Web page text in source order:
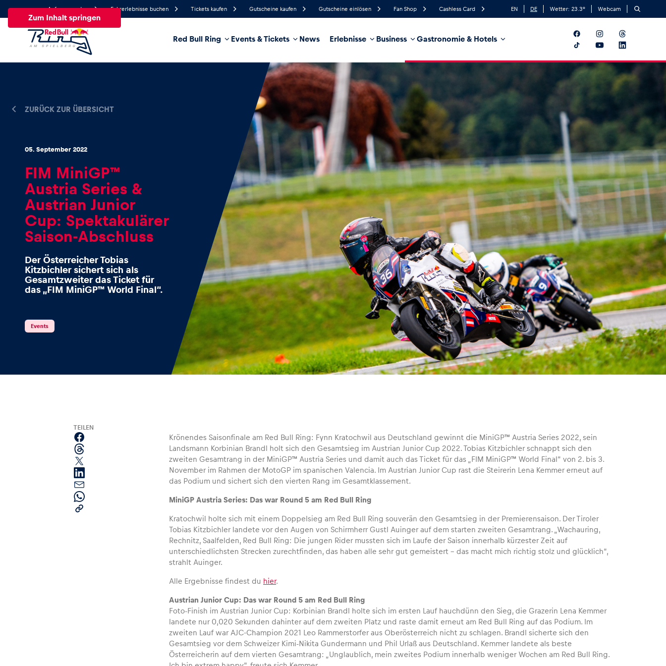
Zum Inhalt springen
Anfrage senden Fahrerlebnisse buchen Tickets kaufen Gutscheine kaufen Gutscheine einlösen Fan Shop Cashless Card EN DE Wetter: 23.3° Webcam
Red Bull Ring Events & Tickets News Erlebnisse Business Gastronomie & Hotels
Regenwahrscheinlichkeit
Nordwest
Business Glossar
News
Alle anzeigen
Events
ZURÜCK ZUR ÜBERSICHT
05. September 2022
FIM MiniGP™
Austria Series &
Austrian Junior
Cup: Spektakulärer
Saison-Abschluss
Der Österreicher Tobias
Kitzbichler sichert sich als
Gesamtzweiter das Ticket für
das „FIM MiniGP™ World Final“.
Events
TEILEN
Krönendes Saisonfinale am Red Bull Ring: Fynn Kratochwil aus Deutschland gewinnt die MiniGP™ Austria Series 2022, sein
Landsmann Korbinian Brandl holt sich den Gesamtsieg im Austrian Junior Cup 2022. Tobias Kitzbichler schnappt sich den
zweiten Gesamtrang in der MiniGP™ Austria Series und damit auch das Ticket für das „FIM MiniGP™ World Final“ von 2. bis 3.
November im Rahmen der MotoGP im spanischen Valencia. Im Austrian Junior Cup rast die Steirerin Lena Kemmer erneut auf
das Podium und sichert sich den vierten Rang im Gesamtklassement.
MiniGP Austria Series: Das war Round 5 am Red Bull Ring
Kratochwil holte sich mit einem Doppelsieg am Red Bull Ring souverän den Gesamtsieg in der Premierensaison. Der Tiroler
Tobias Kitzbichler landete vor den Augen von Schirmherr Gustl Auinger auf dem starten zweiten Gesamtrang. „Wachauring,
Rechnitz, Saalfelden, Red Bull Ring: Die jungen Rider mussten sich im Laufe der Saison innerhalb kürzester Zeit auf
unterschiedlichsten Strecken zurechtfinden, das haben alle sehr gut gemeistert – das macht mich richtig stolz und glücklich“,
strahlt Auinger.
Alle Ergebnisse findest du hier.
Austrian Junior Cup: Das war Round 5 am Red Bull Ring
Foto-Finish im Austrian Junior Cup: Korbinian Brandl holte sich im ersten Lauf hauchdünn den Sieg, die Grazerin Lena Kemmer
landete nur 0,020 Sekunden dahinter auf dem zweiten Platz und raste damit erneut am Red Bull Ring auf das Podium. Im
zweiten Lauf war AJC-Champion 2021 Leo Rammerstorfer aus Oberösterreich nicht zu schlagen. Brandl sicherte sich den
Gesamtsieg vor dem Schweizer Kimi-Nikita Gundermann und Phil Urlaß aus Deutschland. Kemmer landete als beste
Österreicherin auf dem vierten Gesamtrang: „Unglaublich, mein zweites Podium innerhalb weniger Wochen am Red Bull Ring.